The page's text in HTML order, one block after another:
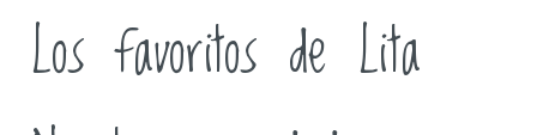
Los favoritos de Lita